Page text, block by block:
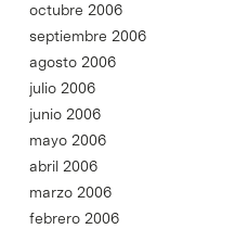
octubre 2006
septiembre 2006
agosto 2006
julio 2006
junio 2006
mayo 2006
abril 2006
marzo 2006
febrero 2006